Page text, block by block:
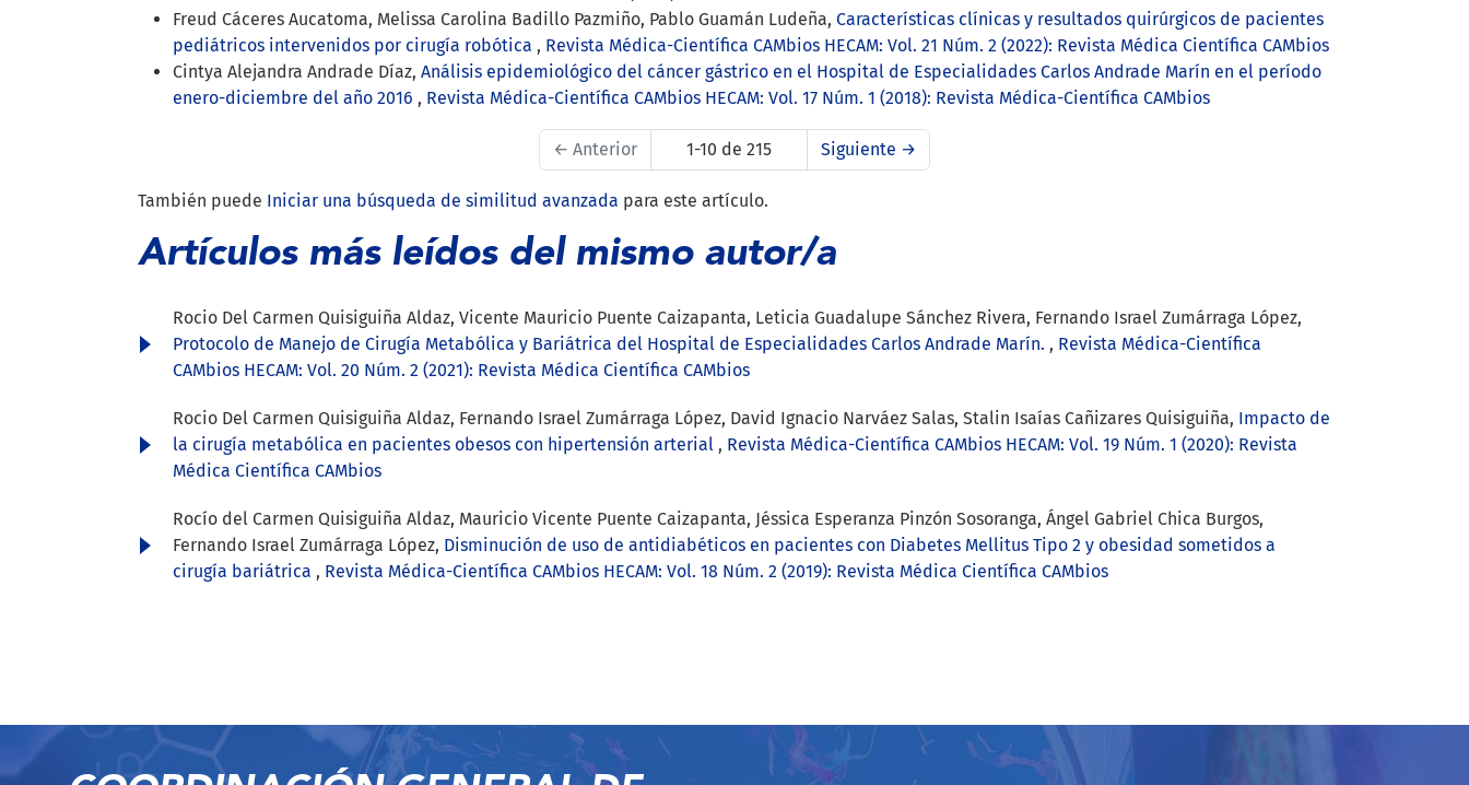
Freud Cáceres Aucatoma, Melissa Carolina Badillo Pazmiño, Pablo Guamán Ludeña, Características clínicas y resultados quirúrgicos de pacientes
pediátricos intervenidos por cirugía robótica , Revista Médica-Científica CAMbios HECAM: Vol. 21 Núm. 2 (2022): Revista Médica Científica CAMbios
Cintya Alejandra Andrade Díaz, Análisis epidemiológico del cáncer gástrico en el Hospital de Especialidades Carlos Andrade Marín en el período
enero-diciembre del año 2016 , Revista Médica-Científica CAMbios HECAM: Vol. 17 Núm. 1 (2018): Revista Médica-Científica CAMbios
← Anterior 1-10 de 215 Siguiente →
También puede Iniciar una búsqueda de similitud avanzada para este artículo.
Artículos más leídos del mismo autor/a
Rocio Del Carmen Quisiguiña Aldaz, Vicente Mauricio Puente Caizapanta, Leticia Guadalupe Sánchez Rivera, Fernando Israel Zumárraga López,
Protocolo de Manejo de Cirugía Metabólica y Bariátrica del Hospital de Especialidades Carlos Andrade Marín. , Revista Médica-Científica
CAMbios HECAM: Vol. 20 Núm. 2 (2021): Revista Médica Científica CAMbios
Rocio Del Carmen Quisiguiña Aldaz, Fernando Israel Zumárraga López, David Ignacio Narváez Salas, Stalin Isaías Cañizares Quisiguiña, Impacto de
la cirugía metabólica en pacientes obesos con hipertensión arterial , Revista Médica-Científica CAMbios HECAM: Vol. 19 Núm. 1 (2020): Revista
Médica Científica CAMbios
Rocío del Carmen Quisiguiña Aldaz, Mauricio Vicente Puente Caizapanta, Jéssica Esperanza Pinzón Sosoranga, Ángel Gabriel Chica Burgos,
Fernando Israel Zumárraga López, Disminución de uso de antidiabéticos en pacientes con Diabetes Mellitus Tipo 2 y obesidad sometidos a
cirugía bariátrica , Revista Médica-Científica CAMbios HECAM: Vol. 18 Núm. 2 (2019): Revista Médica Científica CAMbios